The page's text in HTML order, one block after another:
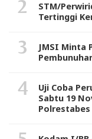
STM/
Tertinggi
JMSI Minta
Uji Coba
Sabtu 19
Polrestabes